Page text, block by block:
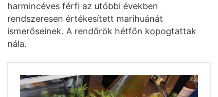
harmincéves férfi az utóbbi években
rendszeresen értékesített marihuánát
ismerőseinek. A rendőrök hétfőn kopogtattak
nála.